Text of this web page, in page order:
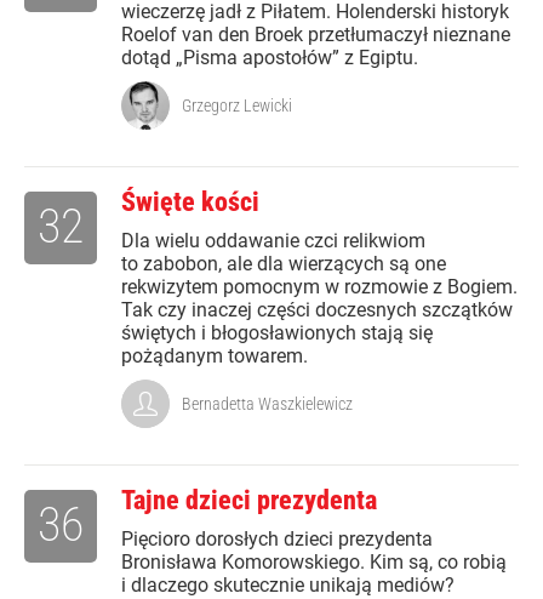
wieczerzę jadł z Piłatem. Holenderski historyk
Roelof van den Broek przetłumaczył nieznane
dotąd „Pisma apostołów” z Egiptu.
Grzegorz Lewicki
Święte kości
Dla wielu oddawanie czci relikwiom
to zabobon, ale dla wierzących są one
rekwizytem pomocnym w rozmowie z Bogiem.
Tak czy inaczej części doczesnych szczątków
świętych i błogosławionych stają się
pożądanym towarem.
32
Bernadetta Waszkielewicz
Tajne dzieci prezydenta
Pięcioro dorosłych dzieci prezydenta
Bronisława Komorowskiego. Kim są, co robią
i dlaczego skutecznie unikają mediów?
36